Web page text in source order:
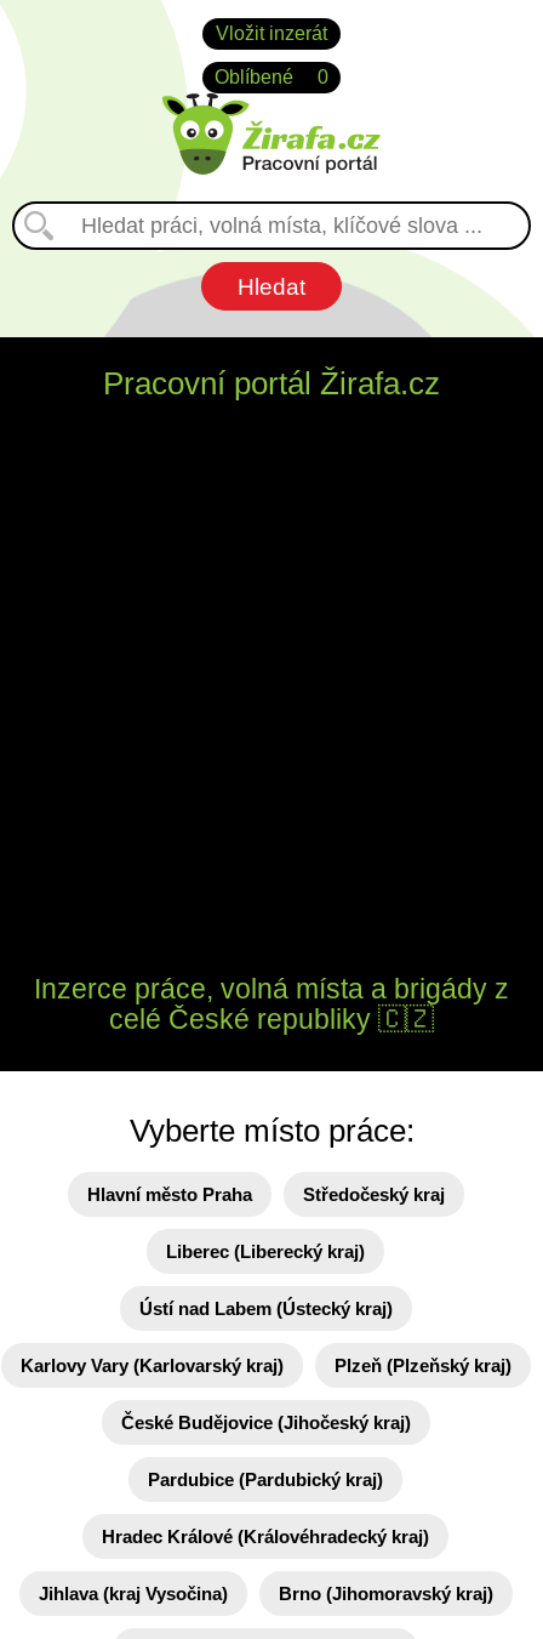
Vložit inzerát
Oblíbené 0
Pracovní portál Žirafa.cz
Inzerce práce, volná místa a brigády z
celé České republiky 🇨🇿
Vyberte místo práce:
Hlavní město Praha Středočeský kraj
Liberec (Liberecký kraj)
Ústí nad Labem (Ústecký kraj)
Karlovy Vary (Karlovarský kraj) Plzeň (Plzeňský kraj)
České Budějovice (Jihočeský kraj)
Pardubice (Pardubický kraj)
Hradec Králové (Královéhradecký kraj)
Jihlava (kraj Vysočina) Brno (Jihomoravský kraj)